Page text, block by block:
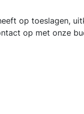
op toeslagen,
op met onze